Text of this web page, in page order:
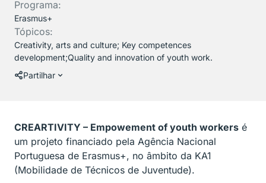
Programa:
Erasmus+
Tópicos:
Creativity, arts and culture; Key competences
development;Quality and innovation of youth work.
Partilhar
CREARTIVITY – Empowement of youth workers é
um projeto financiado pela Agência Nacional
Portuguesa de Erasmus+, no âmbito da KA1
(Mobilidade de Técnicos de Juventude).